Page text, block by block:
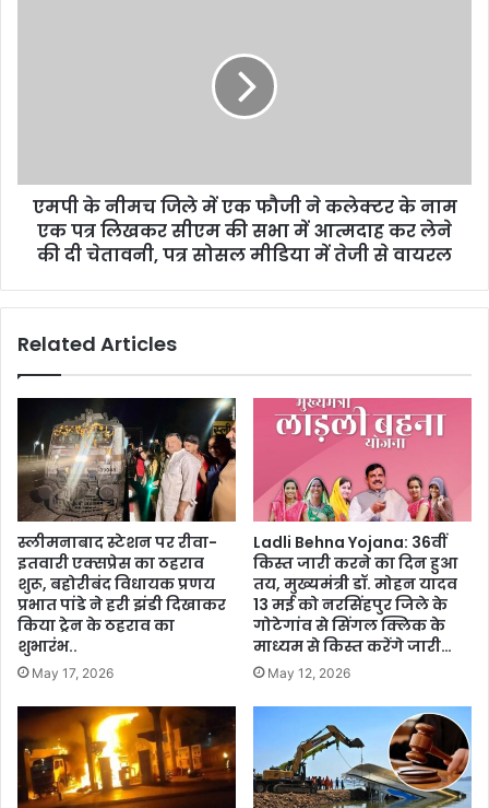
एमपी के नीमच जिले में एक फौजी ने कलेक्टर के नाम
एक पत्र लिखकर सीएम की सभा में आत्मदाह कर लेने
की दी चेतावनी, पत्र सोसल मीडिया में तेजी से वायरल
Related Articles
स्लीमनाबाद स्टेशन पर रीवा-
इतवारी एक्सप्रेस का ठहराव
शुरू, बहोरीबंद विधायक प्रणय
प्रभात पांडे ने हरी झंडी दिखाकर
किया ट्रेन के ठहराव का
शुभारंभ..
May 17, 2026
Ladli Behna Yojana: 36वीं
किस्त जारी करने का दिन हुआ
तय, मुख्यमंत्री डॉ. मोहन यादव
13 मई को नरसिंहपुर जिले के
गोटेगांव से सिंगल क्लिक के
माध्यम से किस्त करेंगे जारी…
May 12, 2026